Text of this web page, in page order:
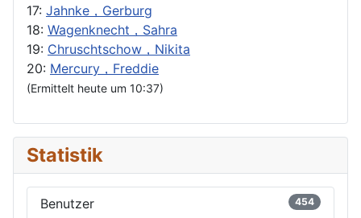
17: Jahnke，Gerburg
18: Wagenknecht，Sahra
19: Chruschtschow，Nikita
20: Mercury，Freddie
(Ermittelt heute um 10:37)
Statistik
Benutzer 454